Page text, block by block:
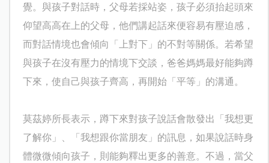
覺。與孩子對話時，父母若採站姿，孩子必須抬起頭來
仰望高高在上的父母，他們講起話來便容易有壓迫感，
而對話情境也會傾向「上對下」的不對等關係。若希望
與孩子在沒有壓力的情境下交談，爸爸媽媽最好能夠蹲
下來，使自己與孩子齊高，再開始「平等」的溝通。
莫茲婷所長表示，蹲下來對孩子說話會散發出「我想更
了解你」、「我想跟你當朋友」的訊息，如果說話時身
體微微傾向孩子，則能夠釋出更多的善意。不過，當父